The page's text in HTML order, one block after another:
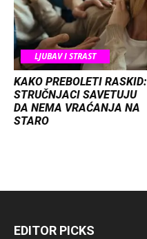
LJUBAV I STRAST
KAKO PREBOLETI RASKID:
STRUČNJACI SAVETUJU
DA NEMA VRAĆANJA NA
STARO
EDITOR PICKS